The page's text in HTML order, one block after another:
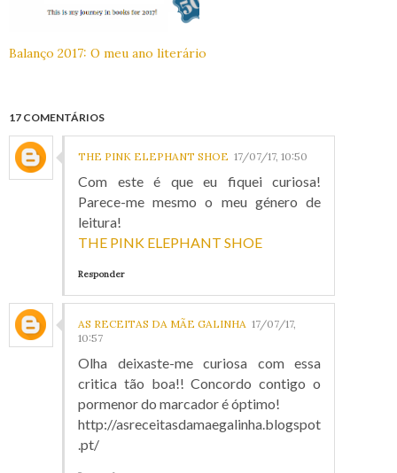
Balanço 2017: O meu ano literário
17 COMENTÁRIOS
THE PINK ELEPHANT SHOE 17/07/17, 10:50
Com este é que eu fiquei curiosa!
Parece-me mesmo o meu género de
leitura!
THE PINK ELEPHANT SHOE
Responder
AS RECEITAS DA MÃE GALINHA 17/07/17,
10:57
Olha deixaste-me curiosa com essa
critica tão boa!! Concordo contigo o
pormenor do marcador é óptimo!
http://asreceitasdamaegalinha.blogspot
.pt/